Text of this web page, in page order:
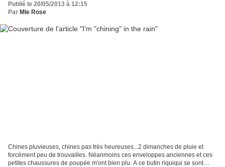
Publié le 20/05/2013 à 12:15
Par Mle Rose
Chines pluvieuses, chines pas très heureuses...2 dimanches de pluie et
forcément peu de trouvailles. Néanmoins ces enveloppes anciennes et ces
petites chaussures de poupée m'ont bien plu. A ce butin riquiqui se sont